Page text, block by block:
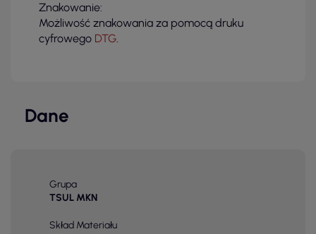
Znakowanie:
Możliwość znakowania za pomocą druku
cyfrowego DTG.
Dane
Grupa
TSUL MKN
Skład Materiału